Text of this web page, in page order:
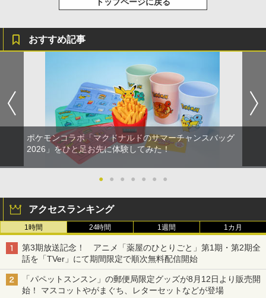
トップページに戻る
おすすめ記事
ポケモンコラボ「マクドナルドのサマーチャンスバッグ
2026」をひと足お先に体験してみた！
● ● ● ● ● ● ●
アクセスランキング
1時間 24時間 1週間 1カ月
第3期放送記念！ アニメ「薬屋のひとりごと」第1期・第2期全
話を「TVer」にて期間限定で順次無料配信開始
「パペットスンスン」の郵便局限定グッズが8月12日より販売開
始！ マスコットやがまぐち、レターセットなどが登場